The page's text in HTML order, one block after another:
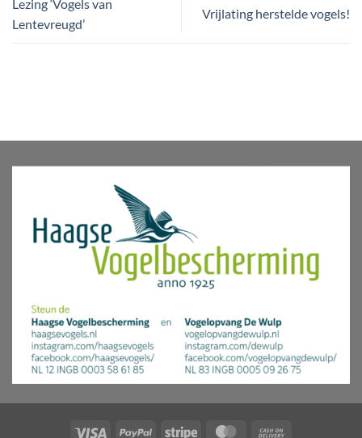
Lezing ‘Vogels van
Lentevreugd’
Vrijlating herstelde vogels!
Visa PayPal Stripe MasterCard